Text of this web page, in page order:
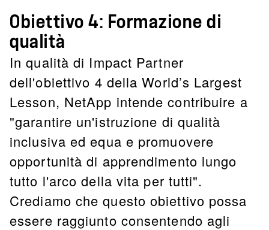
Obiettivo 4: Formazione di
qualità
In qualità di Impact Partner
dell'obiettivo 4 della World’s Largest
Lesson, NetApp intende contribuire a
"garantire un'istruzione di qualità
inclusiva ed equa e promuovere
opportunità di apprendimento lungo
tutto l'arco della vita per tutti".
Crediamo che questo obiettivo possa
essere raggiunto consentendo agli